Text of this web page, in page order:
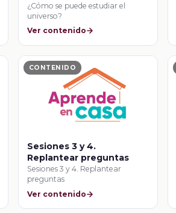
¿Cómo se puede estudiar el
universo?
Ver contenido
CONTENIDO
Sesiones 3 y 4.
Replantear preguntas
Sesiones 3 y 4. Replantear
preguntas
Ver contenido